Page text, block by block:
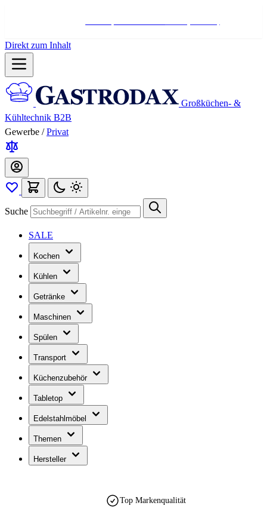
Direkt zum Inhalt
Großküchen- &
Kühltechnik B2B
Gewerbe / Privat
Suche
SALE
Kochen
Kühlen
Getränke
Maschinen
Spülen
Transport
Küchenzubehör
Tabletop
Edelstahlmöbel
Themen
Hersteller
est. 1990